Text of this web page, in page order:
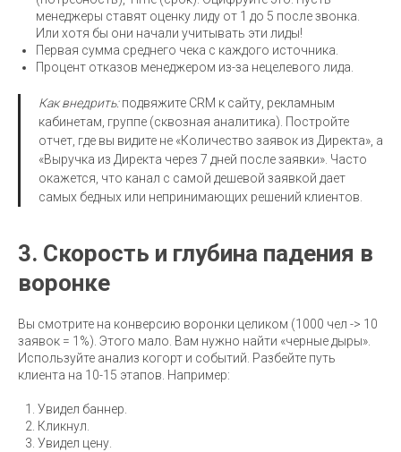
менеджеры ставят оценку лиду от 1 до 5 после звонка.
Или хотя бы они начали учитывать эти лиды!
Первая сумма среднего чека с каждого источника.
Процент отказов менеджером из-за нецелевого лида.
Как внедрить:подвяжите CRM к сайту, рекламным
кабинетам, группе (сквозная аналитика). Постройте
отчет, где вы видите не «Количество заявок из Директа», а
«Выручка из Директа через 7 дней после заявки». Часто
окажется, что канал с самой дешевой заявкой дает
самых бедных или непринимающих решений клиентов.
3. Скорость и глубина падения в
воронке
Вы смотрите на конверсию воронки целиком (1000 чел -> 10
заявок = 1%). Этого мало. Вам нужно найти «черные дыры».
Используйте анализ когорт и событий. Разбейте путь
клиента на 10-15 этапов. Например:
Увидел баннер.
Кликнул.
Увидел цену.